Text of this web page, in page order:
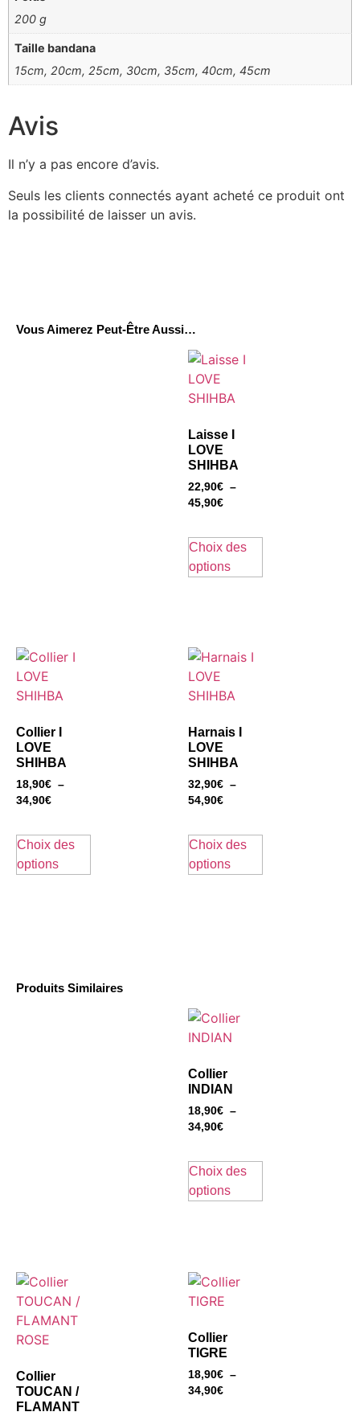
200 g
Taille bandana
15cm, 20cm, 25cm, 30cm, 35cm, 40cm, 45cm
Avis
Il n’y a pas encore d’avis.
Seuls les clients connectés ayant acheté ce produit ont
la possibilité de laisser un avis.
Vous Aimerez Peut-Être Aussi…
Laisse I
LOVE
SHIHBA
22,90€ –
45,90€
Choix des
options
Collier I
LOVE
SHIHBA
18,90€ –
34,90€
Choix des
options
Harnais I
LOVE
SHIHBA
32,90€ –
54,90€
Choix des
options
Produits Similaires
Collier
INDIAN
18,90€ –
34,90€
Choix des
options
Collier
TOUCAN /
FLAMANT
Collier
TIGRE
18,90€ –
34,90€